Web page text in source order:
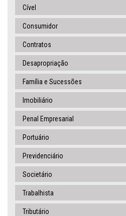
Cível
Consumidor
Contratos
Desapropriação
Família e Sucessões
Imobiliário
Penal Empresarial
Portuário
Previdenciário
Societário
Trabalhista
Tributário